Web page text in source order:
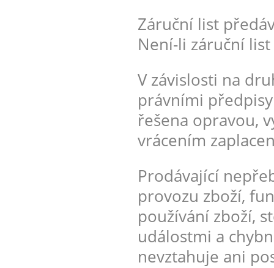
Záruční list
Není-li záruční
V závislosti na
právními
řešena opravou,
vrácením
Prodávající
provozu zboží,
používání zboží,
událostmi a
nevztahuje ani